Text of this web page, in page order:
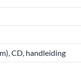
CD, handleiding